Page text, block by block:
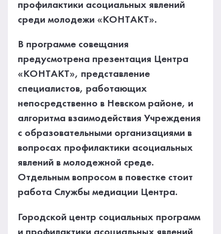
профилактики асоциальных явлений
среди молодежи «КОНТАКТ».
В программе совещания
предусмотрена презентация Центра
«КОНТАКТ», представление
специалистов, работающих
непосредственно в Невском районе, и
алгоритма взаимодействия Учреждения
с образовательными организациями в
вопросах профилактики асоциальных
явлений в молодежной среде.
Отдельным вопросом в повестке стоит
работа Службы медиации Центра.
Городской центр социальных программ